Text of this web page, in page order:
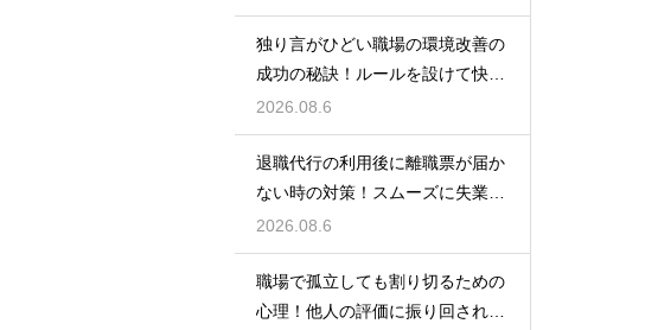
独り言がひどい職場の環境改善の
成功の秘訣！ルールを設けて快適
な空間を作る
2026.08.6
退職代行の利用後に離職票が届か
ない時の対策！スムーズに失業保
険をもらう
2026.08.6
職場で孤立しても割り切るための
心理！他人の評価に振り回されな